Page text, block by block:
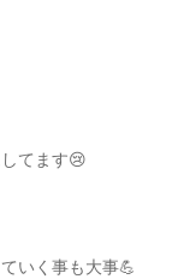
てます😢
いく事も大事💪